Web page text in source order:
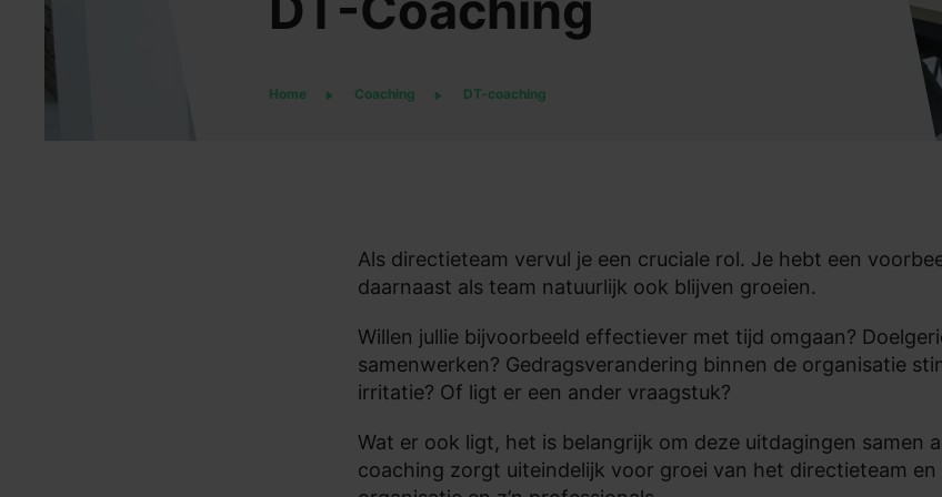
Home Coaching DT-coaching
Als directieteam vervul je een cruciale rol. Je hebt een
daarnaast als team natuurlijk ook blijven groeien.
Willen jullie bijvoorbeeld effectiever met tijd omgaan?
samenwerken? Gedragsverandering binnen de organisatie
irritatie? Of ligt er een ander vraagstuk?
Wat er ook ligt, het is belangrijk om deze uitdagingen samen
coaching zorgt uiteindelijk voor groei van het directieteam